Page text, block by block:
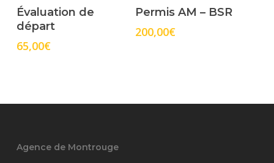
Select Options
Évaluation de
départ
65,00€
Select Options
Permis AM – BSR
200,00€
Agence de Montrouge